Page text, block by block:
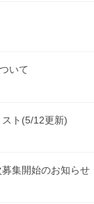
いて
ト(5/12更新)
募集開始のお知らせ